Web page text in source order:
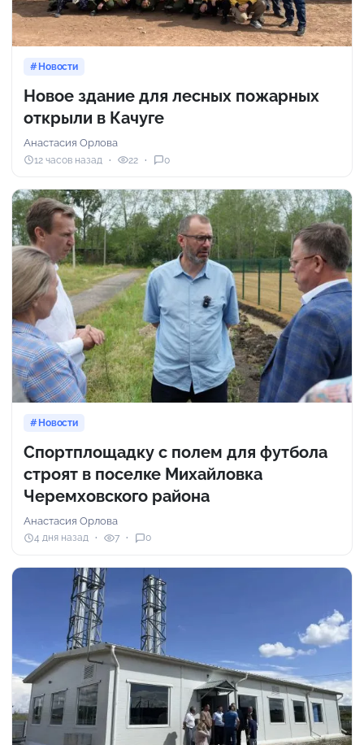
Новости
Новое здание для лесных пожарных
открыли в Качуге
Анастасия Орлова
12 часов назад 22 0
Новости
Спортплощадку с полем для футбола
строят в поселке Михайловка
Черемховского района
Анастасия Орлова
4 дня назад 7 0